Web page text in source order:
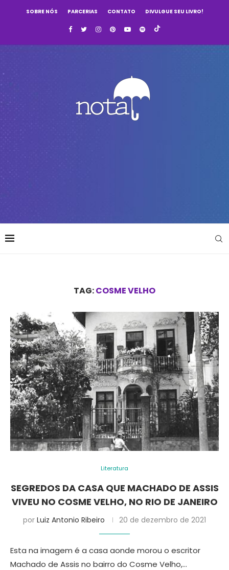
SOBRE NÓS PARCERIAS CONTATO DIVULGUE SEU LIVRO!
TAG:COSME VELHO
Literatura
SEGREDOS DA CASA QUE MACHADO DE ASSIS
VIVEU NO COSME VELHO, NO RIO DE JANEIRO
por Luiz Antonio Ribeiro 20 de dezembro de 2021
Esta na imagem é a casa aonde morou o escritor
Machado de Assis no bairro do Cosme Velho,…